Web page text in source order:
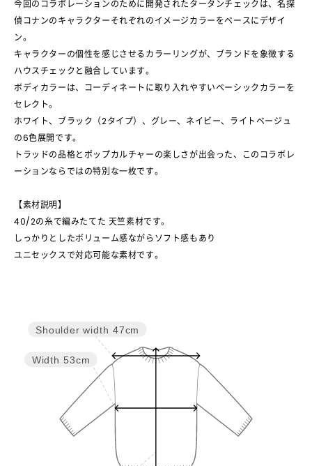
今回のコラボレーションのために開発されたタータンチェックは、名探
偵コナンのキャラクターそれぞれのイメージカラーをベースにデザイ
ン。
キャラクターの個性を感じさせるカラーリングが、ブランドを象徴する
ハウスチェックと融合しています。
ボディカラーは、コーディネートに取り入れやすいベーシックカラーを
セレクト。
ホワイト、ブラック（2タイプ）、グレー、ネイビー、ライトベージュ
の6色展開です。
トラッドの品格とポップカルチャーの楽しさが出会った、このコラボレ
ーションならではの特別な一枚です。
【素材説明】
40/2の糸で編みたてた 天竺素材です。
しっかりとしたボリューム感ながらソフト感もあり
ユニセックスで対応可能な素材です。
Width 53cm
Shoulder width 47cm